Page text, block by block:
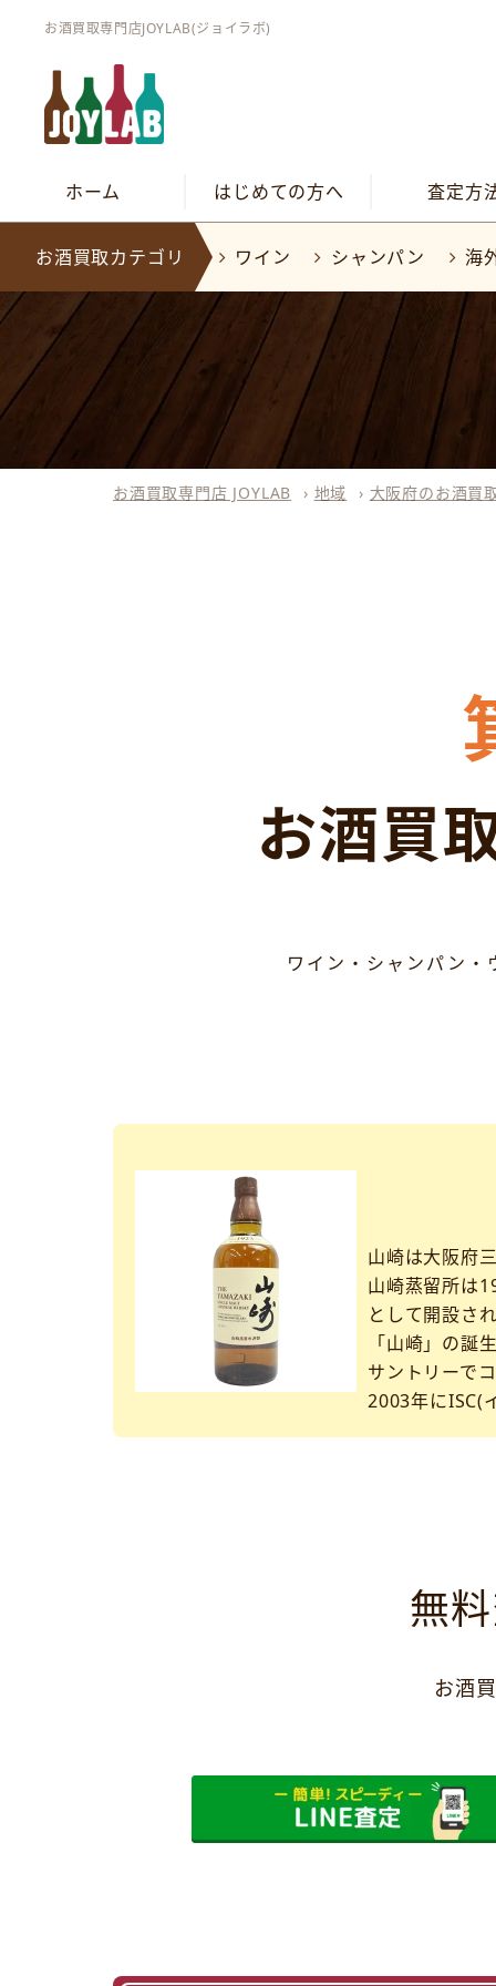
お酒買取専門店JOYLAB(ジョイラボ)
ホーム はじめての方へ 査定方
お酒買取カテゴリ ワイン シャンパン 海
お酒買取専門店 JOYLAB › 地域 › 大阪府のお酒買
お酒買
ワイン・シャンパン
山崎は大阪府
山崎蒸留所は
として開設さ
「山崎」の誕
サントリーで
2003年にISC(
無
お酒